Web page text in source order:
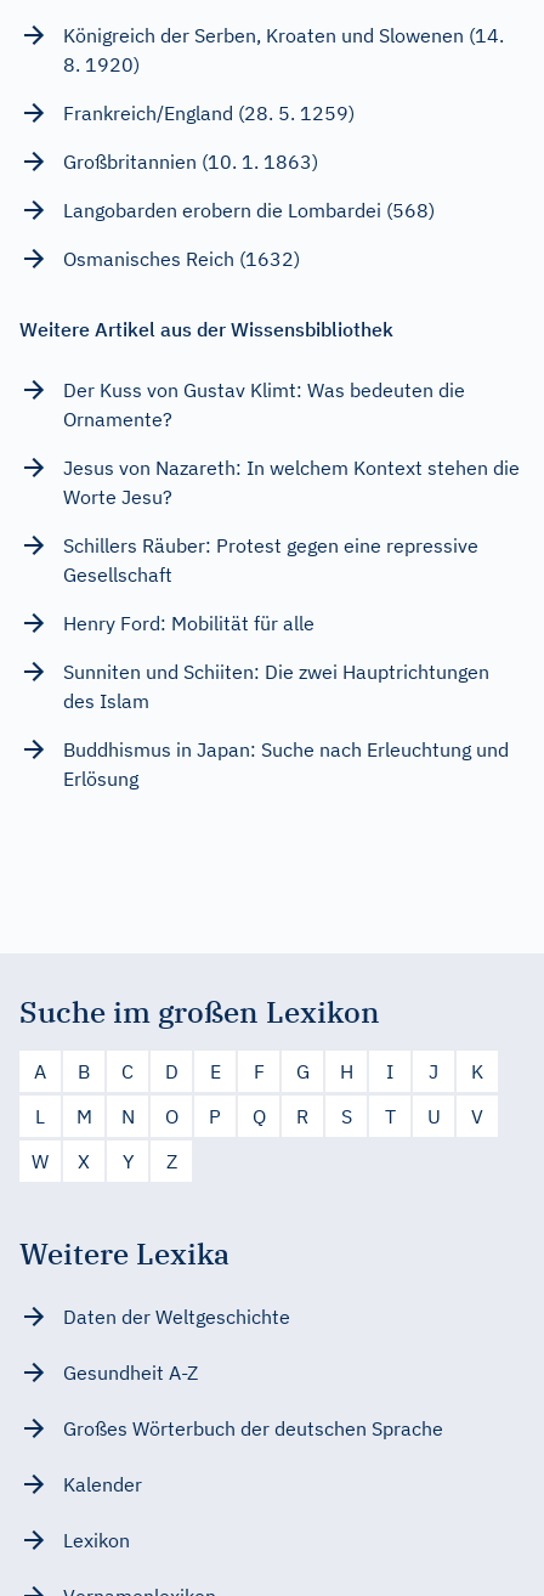
Königreich der Serben, Kroaten und Slowenen (14.
8. 1920)
Frankreich/England (28. 5. 1259)
Großbritannien (10. 1. 1863)
Langobarden erobern die Lombardei (568)
Osmanisches Reich (1632)
Weitere Artikel aus der Wissensbibliothek
Der Kuss von Gustav Klimt: Was bedeuten die
Ornamente?
Jesus von Nazareth: In welchem Kontext stehen die
Worte Jesu?
Schillers Räuber: Protest gegen eine repressive
Gesellschaft
Henry Ford: Mobilität für alle
Sunniten und Schiiten: Die zwei Hauptrichtungen
des Islam
Buddhismus in Japan: Suche nach Erleuchtung und
Erlösung
Suche im großen Lexikon
A B C D E F G H I J
K
L
M N O P Q R S T U
V
W
X Y Z
Weitere Lexika
Daten der Weltgeschichte
Gesundheit A-Z
Großes Wörterbuch der deutschen Sprache
Kalender
Lexikon